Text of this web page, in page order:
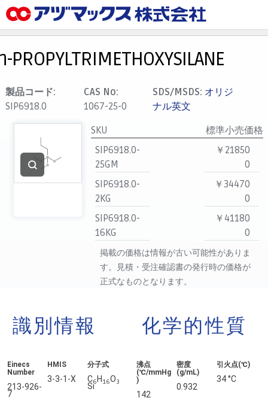
お気に入り
カート
マイアカウント
代理店一覧
支払い
PROPYLTRIMETHOXYSILANE
製品コード:
SIP6918.0
CAS No:
1067-25-0
SDS/MSDS: オリジ
ナル英文
SKU
標準小売価格
SIP6918.0-
25GM
￥21850
0
SIP6918.0-
2KG
￥34470
0
SIP6918.0-
16KG
￥41180
0
掲載の価格は情報が古い可能性がありま
す。見積・受注確認書の発行時の価格が
正式なものとなります。
識別情報
Einecs
Number
213-926-
7
HMIS
3-3-1-X
分子式
C6 H 16O3
Si
化学的性質
沸点
(℃/mmHg
)
142
密度
(g/mL)
0.932
引火点(℃)
34 °C